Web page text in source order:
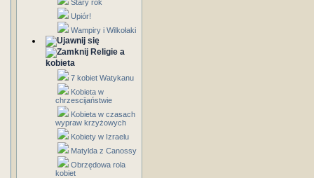
Stary rok
Upiór!
Wampiry i Wilkołaki
Religie a
kobieta
7 kobiet Watykanu
Kobieta w
chrzescijaństwie
Kobieta w czasach
wypraw krzyżowych
Kobiety w Izraelu
Matylda z Canossy
Obrzędowa rola
kobiet